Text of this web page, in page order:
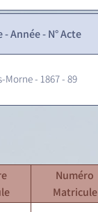
- Année - N° Acte
Morne - 1867 - 89
Numéro
Matricule